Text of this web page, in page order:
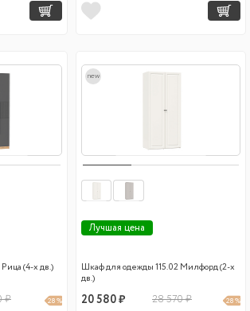
(4-х дв.)
₽ 28 %
new
Лучшая цена
Шкаф для одежды 115.02 Милфорд (2-х
дв.)
20 580 ₽ 28 570 ₽ 28 %